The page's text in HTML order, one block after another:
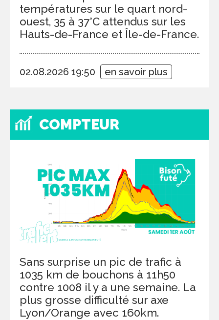
températures sur le quart nord-
ouest, 35 à 37°C attendus sur les
Hauts-de-France et Île-de-France.
02.08.2026 19:50 en savoir plus
COMPTEUR
Sans surprise un pic de trafic à
1035 km de bouchons à 11h50
contre 1008 il y a une semaine. La
plus grosse difficulté sur axe
Lyon/Orange avec 160km.